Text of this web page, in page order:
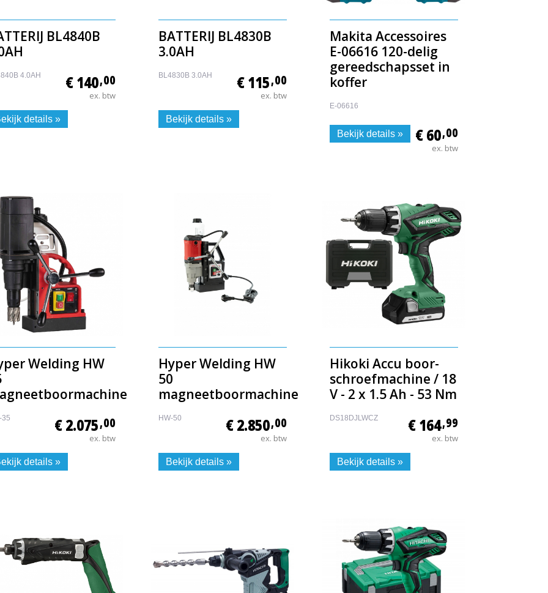
BL4840B
4.0AH € 140,00
ex. btw
details »
BATTERIJ BL4830B
3.0AH
BL4830B 3.0AH € 115,00
ex. btw
Bekijk details »
Makita Accessoires
E-06616 120-delig
gereedschapsset in
koffer
E-06616
€ 60,00
ex. btw
Bekijk details »
Welding HW
35 € 2.075,00
ex. btw
details »
Hyper Welding HW
50
magneetboormachine
HW-50 € 2.850,00
ex. btw
Bekijk details »
Hikoki Accu boor-
schroefmachine / 18
V - 2 x 1.5 Ah - 53 Nm
DS18DJLWCZ € 164,99
ex. btw
Bekijk details »